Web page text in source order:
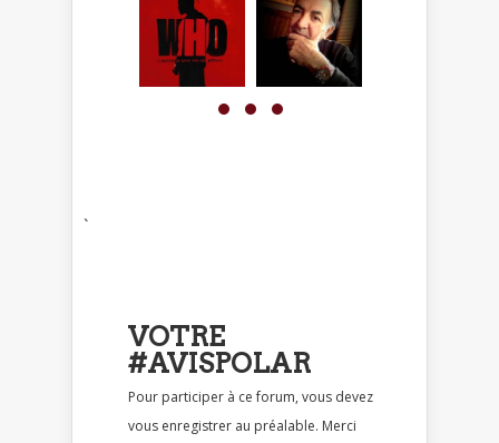
`
VOTRE
#AVISPOLAR
Pour participer à ce forum, vous devez
vous enregistrer au préalable. Merci